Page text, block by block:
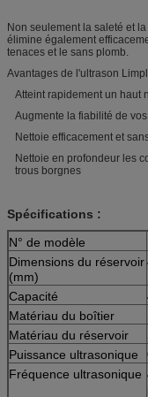
Non seulement la saleté et
élimine également
tenaces et le sans plomb.
Avantages de l'ultrason
Atteint rapidement un haut
Augmente la fiabilité de
Nettoie efficacement et
Nettoie en profondeur les
trous borgnes
Spécifications :
N° de modèle
Dimensions du réservoir
(mm)
Capacité
Matériau du boîtier
Matériau du réservoir
Puissance ultrasonique
Fréquence ultrasonique